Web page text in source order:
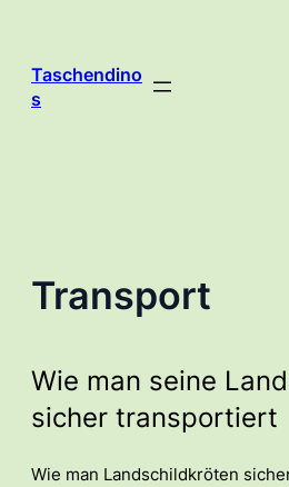
springen
Taschendino
s
Transport
Wie man seine
sicher transportiert
Wie man Landschildkröten